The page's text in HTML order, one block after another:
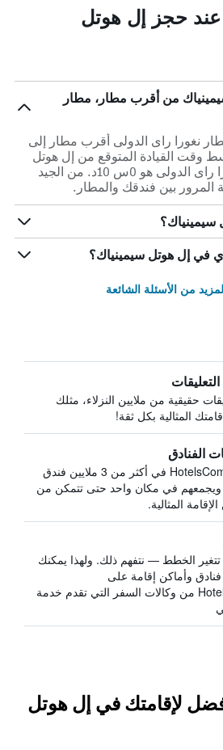
عند حجز إل هوتل
من أقرب مطار، مطار
، يعد مطار نغورا راى الدولى أقرب مطار إلى
وقت القيادة المتوقع من إل هوتل
سيمينياك إلى مطار نغورا راى الدولى هو 0س 10د. من الجيد
بين فندقك والمطار.
سيمينياك؟
في إل هوتل سيمينياك؟
من الأسئلة الشائعة
حقيقية من ملايين النزلاء، مثلك
المثالية بكل ثقة!
الفنادق
يبحث HotelsCombined في أكثر من 3 ملايين فندق
ويجمعهم في مكان واحد حتى تتمكن من
المثالية.
تتغير الخطط — نتفهم ذلك. ولهذا يمكنك
وأماكن إقامة على
HotelsCombined من وكالات السفر التي تقدم خدمة
لإقامتك في إل هوتل